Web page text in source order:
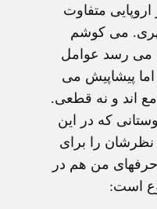
متفاوت
می کوشم
می رسد عوامل
پيشاپيش می
اند و نه قطعی.
که در اين
نظرشان را برای
من هم در
است: